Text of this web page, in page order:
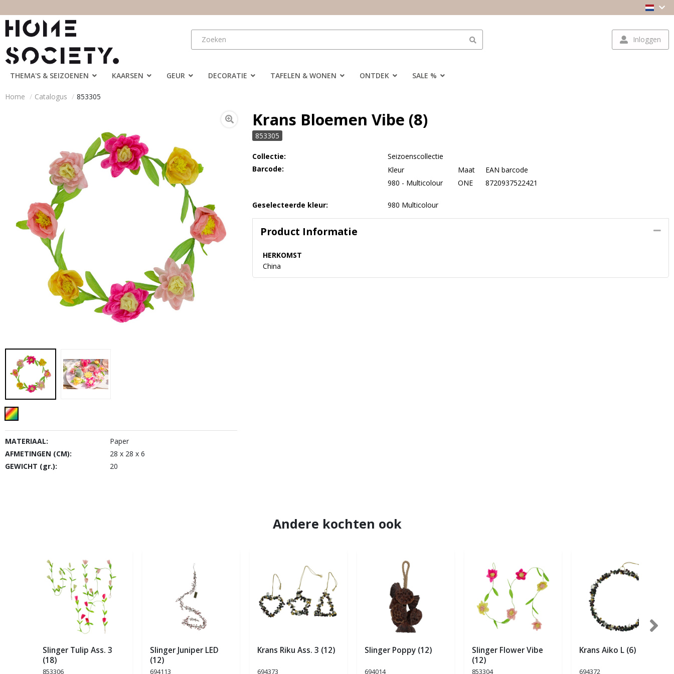
Inloggen
THEMA'S & SEIZOENEN KAARSEN GEUR DECORATIE TAFELEN & WONEN ONTDEK SALE %
Home Catalogus 853305
MATERIAAL:
Paper
AFMETINGEN (CM):
28 x 28 x 6
GEWICHT (gr.):
20
Krans Bloemen Vibe (8)
853305
Collectie:
Seizoenscollectie
Barcode:
Kleur Maat
EAN barcode
980 - Multicolour
ONE 8720937522421
Geselecteerde kleur: 980 Multicolour
Product Informatie
HERKOMST
China
Andere kochten ook
Slinger Tulip Ass. 3
(18)
853306
Slinger Juniper LED
(12)
694113
Krans Riku Ass. 3 (12)
694373
Slinger Poppy (12)
694014
Slinger Flower Vibe
(12)
853304
Krans Aiko L (6)
694372